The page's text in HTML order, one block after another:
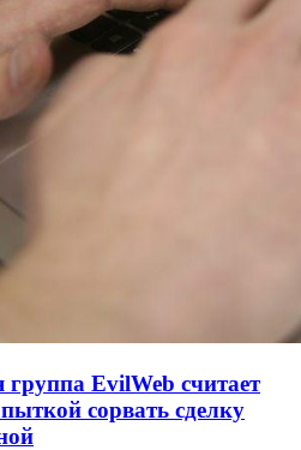
группа EvilWeb считает
сорвать сделку